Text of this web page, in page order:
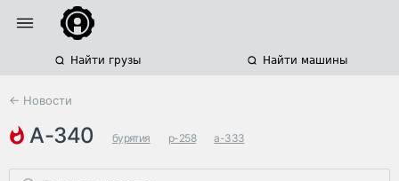
Найти грузы Найти машины
← Новости
а-340 бурятия р-258 а-333